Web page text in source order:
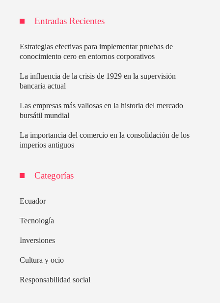
Entradas Recientes
Estrategias efectivas para implementar pruebas de
conocimiento cero en entornos corporativos
La influencia de la crisis de 1929 en la supervisión
bancaria actual
Las empresas más valiosas en la historia del mercado
bursátil mundial
La importancia del comercio en la consolidación de los
imperios antiguos
Categorías
Ecuador
Tecnología
Inversiones
Cultura y ocio
Responsabilidad social